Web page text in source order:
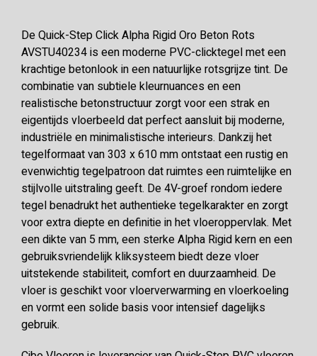
De Quick-Step Click Alpha Rigid Oro Beton Rots
AVSTU40234 is een moderne PVC-clicktegel met een
krachtige betonlook in een natuurlijke rotsgrijze tint. De
combinatie van subtiele kleurnuances en een
realistische betonstructuur zorgt voor een strak en
eigentijds vloerbeeld dat perfect aansluit bij moderne,
industriële en minimalistische interieurs. Dankzij het
tegelformaat van 303 x 610 mm ontstaat een rustig en
evenwichtig tegelpatroon dat ruimtes een ruimtelijke en
stijlvolle uitstraling geeft. De 4V-groef rondom iedere
tegel benadrukt het authentieke tegelkarakter en zorgt
voor extra diepte en definitie in het vloeroppervlak. Met
een dikte van 5 mm, een sterke Alpha Rigid kern en een
gebruiksvriendelijk kliksysteem biedt deze vloer
uitstekende stabiliteit, comfort en duurzaamheid. De
vloer is geschikt voor vloerverwarming en vloerkoeling
en vormt een solide basis voor intensief dagelijks
gebruik.